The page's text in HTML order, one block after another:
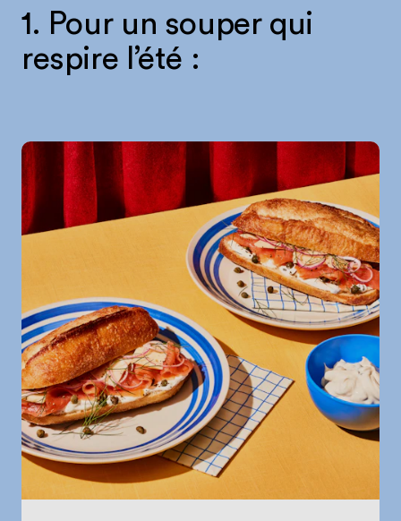
1. Pour un souper qui
respire l’été :